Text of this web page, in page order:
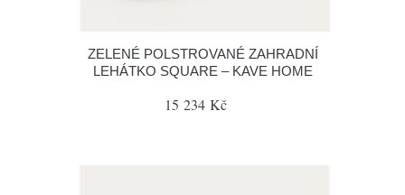
ZELENÉ POLSTROVANÉ ZAHRADNÍ
LEHÁTKO SQUARE – KAVE HOME
15 234 Kč